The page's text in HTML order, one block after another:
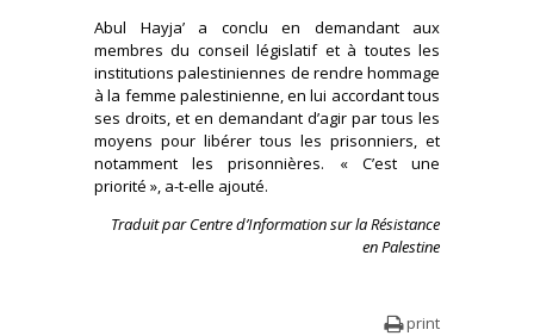
Abul Hayja’ a conclu en demandant aux
membres du conseil législatif et à toutes les
institutions palestiniennes de rendre hommage
à la femme palestinienne, en lui accordant tous
ses droits, et en demandant d’agir par tous les
moyens pour libérer tous les prisonniers, et
notamment les prisonnières. « C’est une
priorité », a-t-elle ajouté.
Traduit par Centre d’Information sur la Résistance
en Palestine
print